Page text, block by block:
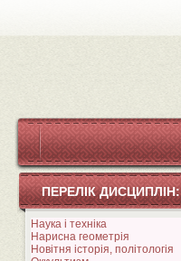
ПЕРЕЛІК ДИСЦИПЛІН:
Наука і техніка
Нарисна геометрія
Новітня історія, політологія